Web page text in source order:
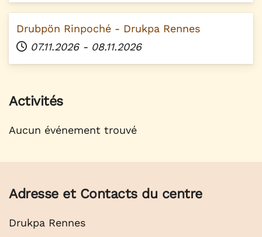
Drubpön Rinpoché - Drukpa Rennes
07.11.2026 - 08.11.2026
Activités
Aucun événement trouvé
Adresse et Contacts du centre
Drukpa Rennes